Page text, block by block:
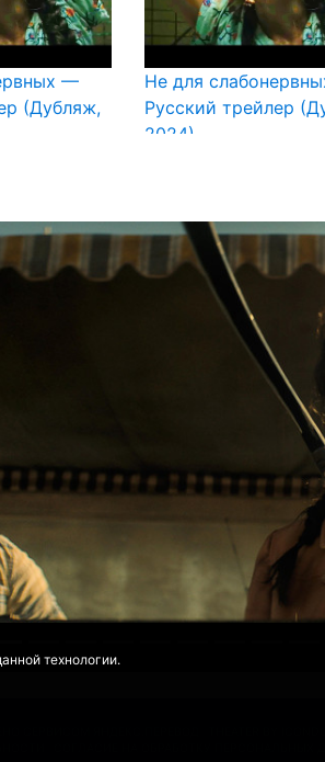
технологии.
—
(Дубляж,
Не для
Русский трейлер
2024)